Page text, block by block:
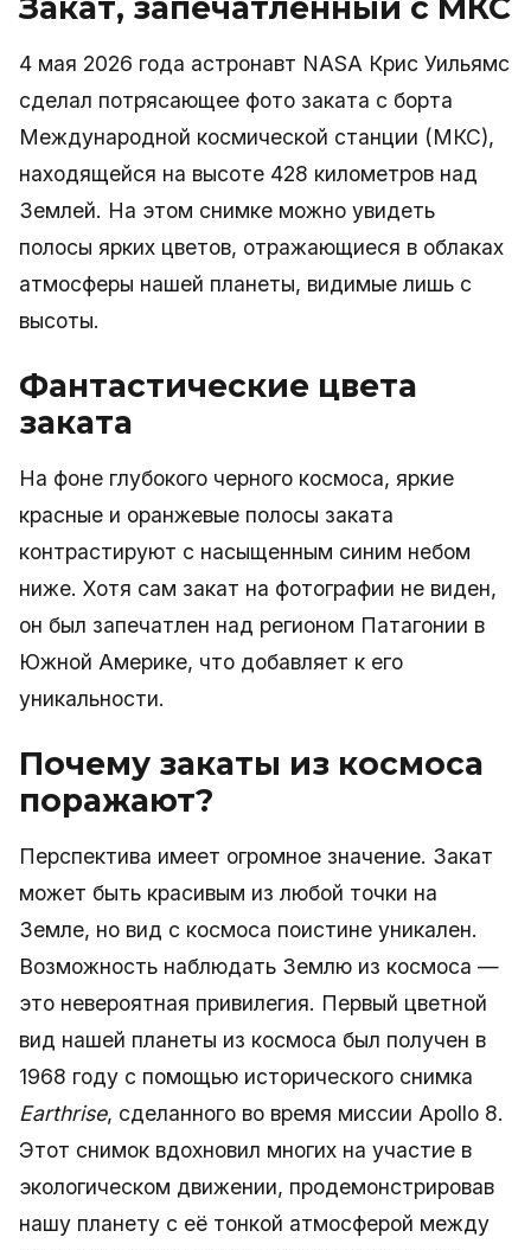
4 мая 2026 года астронавт NASA Крис Уильямс
сделал потрясающее фото заката с борта
Международной космической станции (МКС),
находящейся на высоте 428 километров над
Землей. На этом снимке можно увидеть
полосы ярких цветов, отражающиеся в облаках
атмосферы нашей планеты, видимые лишь с
высоты.
Фантастические цвета
заката
На фоне глубокого черного космоса, яркие
красные и оранжевые полосы заката
контрастируют с насыщенным синим небом
ниже. Хотя сам закат на фотографии не виден,
он был запечатлен над регионом Патагонии в
Южной Америке, что добавляет к его
уникальности.
Почему закаты из космоса
поражают?
Перспектива имеет огромное значение. Закат
может быть красивым из любой точки на
Земле, но вид с космоса поистине уникален.
Возможность наблюдать Землю из космоса —
это невероятная привилегия. Первый цветной
вид нашей планеты из космоса был получен в
1968 году с помощью исторического снимка
Earthrise, сделанного во время миссии Apollo 8.
Этот снимок вдохновил многих на участие в
экологическом движении, продемонстрировав
нашу планету с её тонкой атмосферой между